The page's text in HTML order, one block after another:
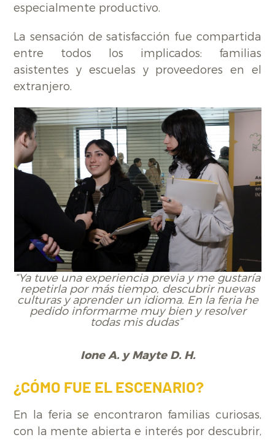
especialmente productivo.
La sensación de satisfacción fue compartida
entre todos los implicados: familias
asistentes y escuelas y proveedores en el
extranjero.
“Ya tuve una experiencia previa y me gustaría
repetirla por más tiempo, descubrir nuevas
culturas y aprender un idioma. En la feria he
pedido informarme muy bien y resolver
todas mis dudas”
Ione A. y Mayte D. H.
¿CÓMO FUE EL ESCENARIO?
En la feria se encontraron familias curiosas,
con la mente abierta e interés por descubrir,